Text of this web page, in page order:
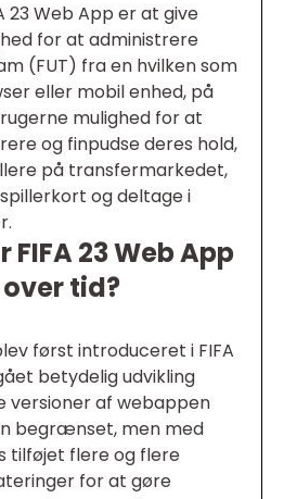
23 Web App er at give
for at administrere
(FUT) fra en hvilken som
eller mobil enhed, på
mulighed for at
og finpudse deres hold,
på transfermarkedet,
og deltage i
23 Web App
tid?
først introduceret i FIFA
betydelig udvikling
versioner af webappen
begrænset, men med
tilføjet flere og flere
for at gøre